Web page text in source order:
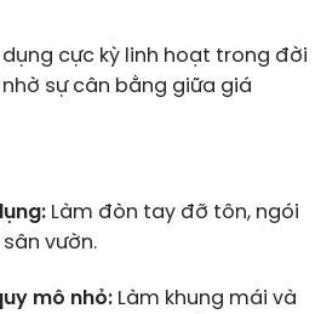
dụng cực kỳ linh hoạt trong đời
sự cân bằng giữa giá
Làm đòn tay đỡ tôn, ngói
vườn.
mô nhỏ:Làm khung mái và